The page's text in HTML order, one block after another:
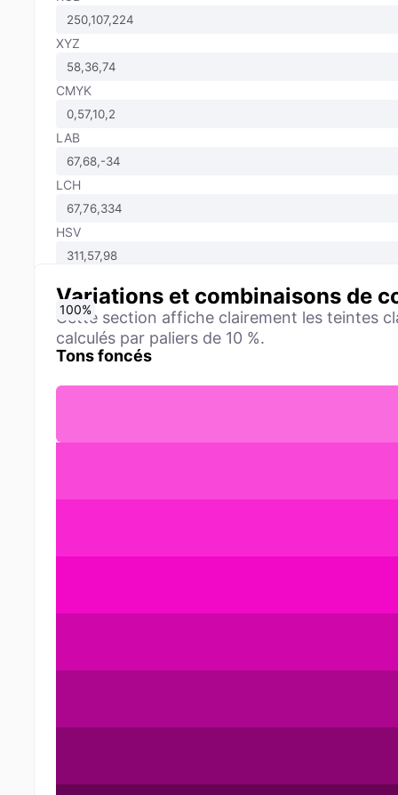
XYZ
CMYK
LAB
LCH
HSV
Variations et combinaisons de
Cette section affiche clairement les teintes
calculés par paliers de 10 %.
Tons foncés
0%
10%
20%
30%
40%
50%
60%
70%
80%
90%
100%